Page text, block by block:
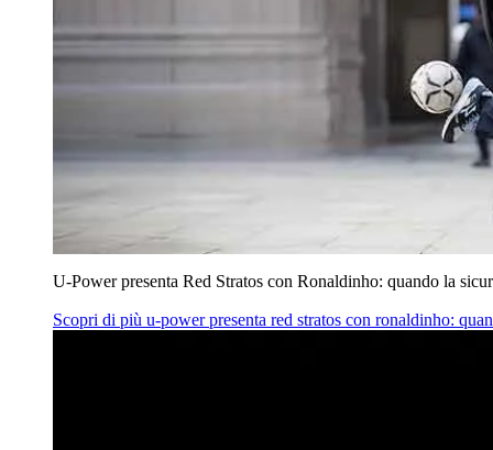
U‑Power presenta Red Stratos con Ronaldinho: quando la
Scopri di più u‑power presenta red stratos con ronaldinho: